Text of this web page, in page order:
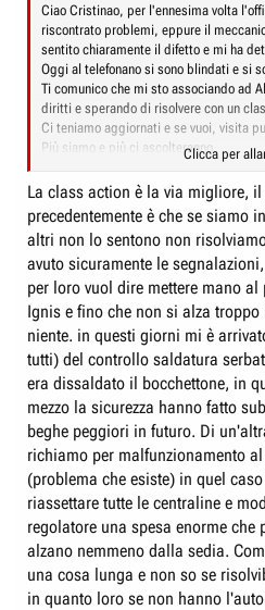
Ciao Cristinao, per l'ennesima volta
riscontrato problemi, eppure il
sentito chiaramente il difetto e mi ha
Oggi al telefonano si sono blindati e si
Ti comunico che mi sto associando ad
diritti e sperando di risolvere con un
Ci teniamo aggiornati e se vuoi, visita
Più siamo e più ci ascolteranno.
Chiederò a loro consulenza e appena
ad avere i vuoti, chiederò di interessare
perché il problema oltre ad essere
nuova di questo marchio non può
tali problemi.
DELUSIONE TOTALE
Clicca per
La class action è la via migliore,
precedentemente è che se siamo
altri non lo sentono non
avuto sicuramente le
per loro vuol dire mettere mano
Ignis e fino che non si alza
niente. in questi giorni mi è
tutti) del controllo saldatura
era dissaldato il bocchettone, in
mezzo la sicurezza hanno fatto
beghe peggiori in futuro. Di
richiamo per malfunzionamento
(problema che esiste) in quel
riassettare tutte le centraline e
regolatore una spesa enorme
alzano nemmeno dalla sedia.
una cosa lunga e non so se
in quanto loro se non hanno